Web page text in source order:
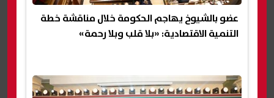
عضو بالشيوخ يهاجم الحكومة خلال مناقشة خطة
التنمية الاقتصادية: «بلا قلب وبلا رحمة»